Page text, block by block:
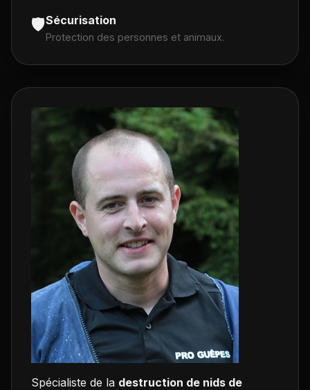
🛡️Sécurisation
Protection des personnes et animaux.
Spécialiste de la destruction de nids de